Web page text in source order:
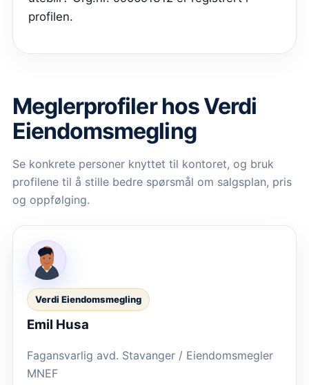
profilen.
Meglerprofiler hosVerdi
Eiendomsmegling
Se konkrete personer knyttet til kontoret, og bruk
profilene til å stille bedre spørsmål om salgsplan, pris
og oppfølging.
Verdi Eiendomsmegling
Emil Husa
Fagansvarlig avd. Stavanger / Eiendomsmegler
MNEF